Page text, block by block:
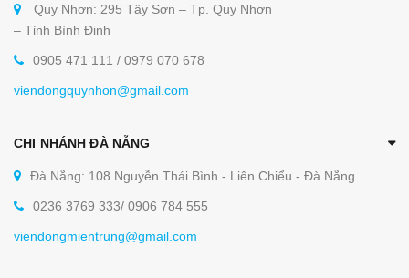
và ngoài nước tin tưởng?
Là nhà sản xuất hàng đầu với dây truyền máy
lượng, cho ra những sản phẩm với độ chính xác
sản xuất hoặc có xuất xứ nguồn gốc rõ ràng
Mẫu mã đa dạng, giá thành hợp lý
Chuyển giao công nghệ đối với sản phẩm nào
Quy Nhơn: 295 Tây Sơn – Tp. Quy Nhơn
– Tỉnh Bình Định
0905 471 111 / 0979 070 678
viendongquynhon@gmail.com
CHI NHÁNH ĐÀ NẴNG
Đà Nẵng: 108 Nguyễn Thái Bình - Liên Chiểu - Đà Nẵng
0236 3769 333/ 0906 784 555
viendongmientrung@gmail.com